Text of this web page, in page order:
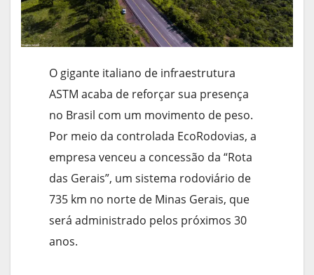
O gigante italiano de infraestrutura
ASTM acaba de reforçar sua presença
no Brasil com um movimento de peso.
Por meio da controlada EcoRodovias, a
empresa venceu a concessão da “Rota
das Gerais”, um sistema rodoviário de
735 km no norte de Minas Gerais, que
será administrado pelos próximos 30
anos.